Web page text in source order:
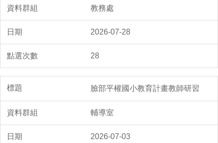
教務處
2026-07-28
28
臉部平權國小教育計畫教師研習
輔導室
2026-07-03